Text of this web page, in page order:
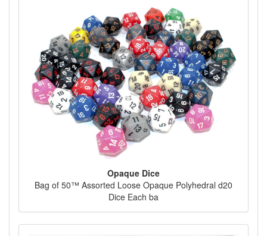
Opaque Dice
Bag of 50™ Assorted Loose Opaque Polyhedral d20
Dice Each ba